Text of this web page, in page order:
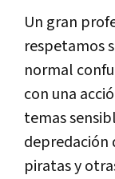
Un gran
respetamos
normal
con una
temas
depredación
piratas y